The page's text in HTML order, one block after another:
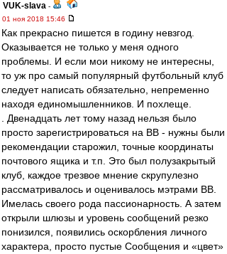
VUK-slava -
01 ноя 2018 15:46
Как прекрасно пишется в годину невзгод.
Оказывается не только у меня одного
проблемы. И если мои никому не интересны,
то уж про самый популярный футбольный клуб
следует написать обязательно, непременно
находя единомышленников. И похлеще.
. Двенадцать лет тому назад нельзя было
просто зарегистрироваться на ВВ - нужны были
рекомендации старожил, точные координаты
почтового ящика и т.п. Это был полузакрытый
клуб, каждое трезвое мнение скрупулезно
рассматривалось и оценивалось мэтрами ВВ.
Имелась своего рода пассионарность. А затем
открыли шлюзы и уровень сообщений резко
понизился, появились оскорбления личного
характера, просто пустые Сообщения и «цвет»